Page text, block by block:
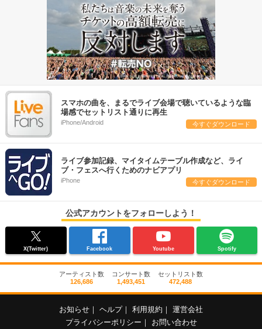
スマホの曲を、まるでライブ会場で聴いているような臨
場感でセットリスト通りに再生
iPhone/Android 今すぐダウンロード
ライブ参加記録、マイタイムテーブル作成など、ライ
ブ・フェスへ行くためのナビアプリ
iPhone 今すぐダウンロード
公式アカウントをフォローしよう！
X(Twitter) Facebook Youtube Spotify
アーティスト数
126,686
コンサート数
1,493,451
セットリスト数
472,488
お知らせ ヘルプ 利用規約
運営会社
プライバシーポリシー
お問い合わせ